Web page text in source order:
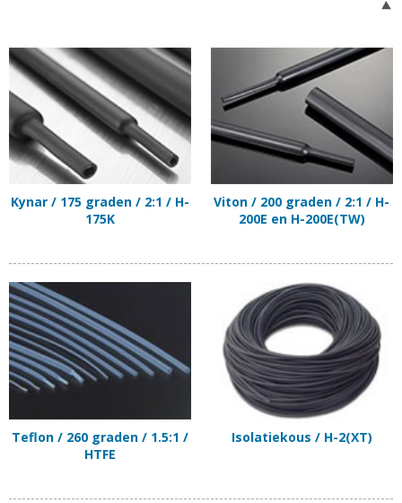
Kynar / 175 graden / 2:1 / H-
175K
Viton / 200 graden / 2:1 / H-
200E en H-200E(TW)
Teflon / 260 graden / 1.5:1 /
HTFE
Isolatiekous / H-2(XT)